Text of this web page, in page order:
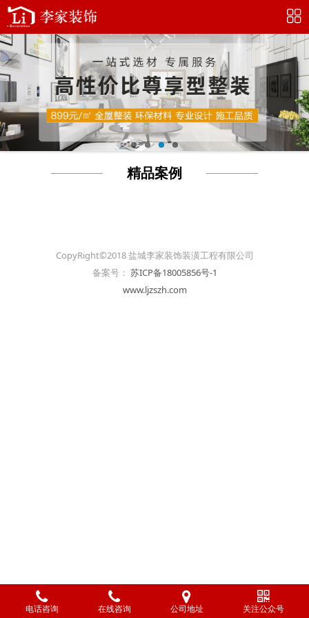
精品案例
CopyRight©2018 盐城李家装饰装潢工程有限公司
备案号： 苏ICP备18005856号-1
www.ljzszh.com
电话咨询 在线咨询 公司地址 关注公众号